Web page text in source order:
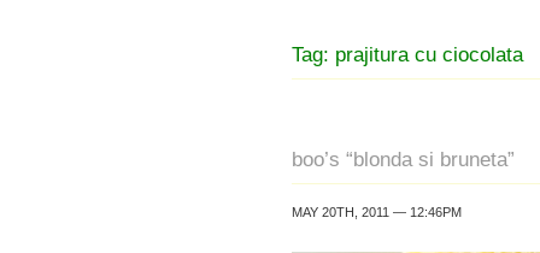
Tag: prajitura cu ciocolata
boo’s “blonda si bruneta”
MAY 20TH, 2011 — 12:46PM